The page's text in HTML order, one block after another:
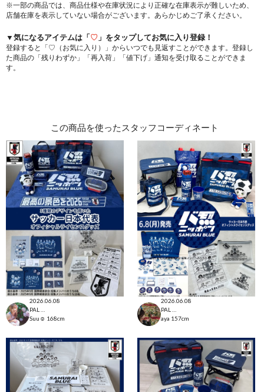
※一部の商品では、商品仕様や在庫状況により正確な在庫表示が難しいため、
店舗在庫を表示していない場合がございます。あらかじめご了承ください。
▼気になるアイテムは「♡ 」をタップしてお気に入り登録！
登録すると「♡（お気に入り）」からいつでも見返すことができます。登録し
た商品の「残りわずか」「再入荷」「値下げ」通知を受け取ることができま
す。
この商品を使ったスタッフコーディネート
2026.06.08
Suu☺︎ 168cm
2026.06.08
aya 157cm